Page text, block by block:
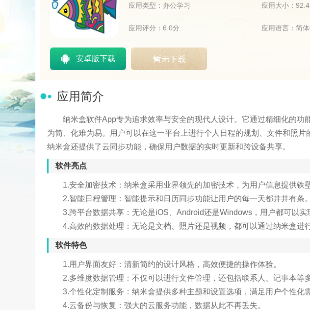
应用类型：办公学习 应用大小：
应用评分：6.0分 应用语言：简
安卓版下载
应用简介
纳米盒软件App专为追求效率与安全的现代人设计。它通过精细化的功
为简、化难为易。用户可以在这一平台上进行个人日程的规划、文件和照片
纳米盒还提供了云同步功能，确保用户数据的实时更新和跨设备共享。
软件亮点
1.安全加密技术：纳米盒采用业界领先的加密技术，为用户信息提供铁
2.智能日程管理：智能提示和日历同步功能让用户的每一天都井井有条。
3.跨平台数据共享：无论是iOS、Android还是Windows，用户都可以实
4.高效的数据处理：无论是文档、照片还是视频，都可以通过纳米盒进
软件特色
1.用户界面友好：清新简约的设计风格，高效便捷的操作体验。
2.多维度数据管理：不仅可以进行文件管理，还包括联系人、记事本等
3.个性化定制服务：纳米盒提供多种主题和设置选项，满足用户个性化
4.云备份与恢复：强大的云服务功能，数据从此不再丢失。